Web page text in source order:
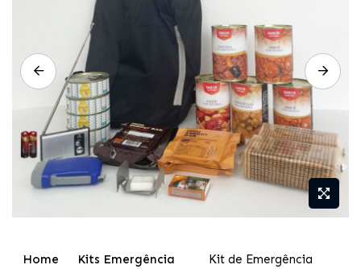
para
Home Kits Emergência
Kit de Emergência